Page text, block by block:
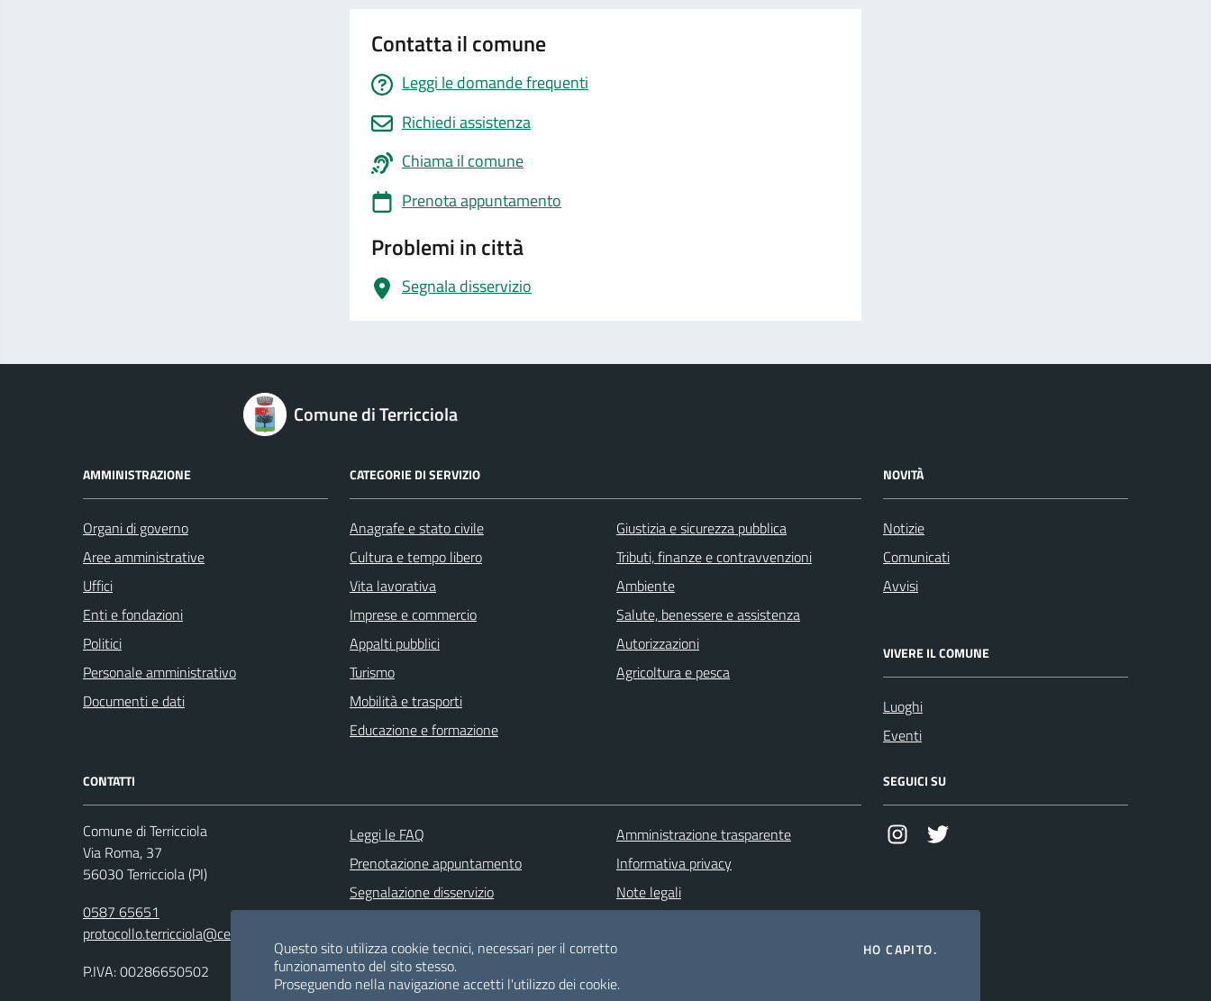
Contatta il comune
Leggi le domande frequenti
Richiedi assistenza
Chiama il comune
Prenota appuntamento
Problemi in città
Segnala disservizio
Comune di Terricciola
AMMINISTRAZIONE
Organi di governo
Aree amministrative
Uffici
Enti e fondazioni
Politici
Personale amministrativo
Documenti e dati
CATEGORIE DI SERVIZIO
Anagrafe e stato civile
Cultura e tempo libero
Vita lavorativa
Imprese e commercio
Appalti pubblici
Turismo
Mobilità e trasporti
Educazione e formazione
Giustizia e sicurezza pubblica
Tributi, finanze e contravvenzioni
Ambiente
Salute, benessere e assistenza
Autorizzazioni
Agricoltura e pesca
NOVITÀ
Notizie
Comunicati
Avvisi
VIVERE IL COMUNE
Luoghi
Eventi
CONTATTI
Comune di Terricciola
Via Roma, 37
56030 Terricciola (PI)
0587 65651
protocollo.terricciola@cert.saga.it
P.IVA: 00286650502
Leggi le FAQ
Prenotazione appuntamento
Segnalazione disservizio
Amministrazione trasparente
Informativa privacy
Note legali
Albo pretorio
Meccanismo di feedback
SEGUICI SU
InstagramTwitter
Questo sito utilizza cookie tecnici, necessari per il corretto
funzionamento del sito stesso.
Proseguendo nella navigazione accetti l'utilizzo dei cookie.
HO CAPITO.